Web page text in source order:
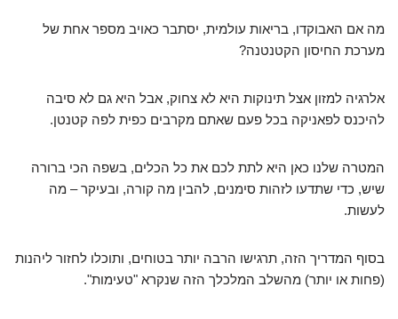
מה אם האבוקדו, בריאות עולמית, יסתבר כאויב מספר אחת של
מערכת החיסון הקטנטנה?
אלרגיה למזון אצל תינוקות היא לא צחוק, אבל היא גם לא סיבה
להיכנס לפאניקה בכל פעם שאתם מקרבים כפית לפה קטנטן.
המטרה שלנו כאן היא לתת לכם את כל הכלים, בשפה הכי ברורה
שיש, כדי שתדעו לזהות סימנים, להבין מה קורה, ובעיקר – מה
לעשות.
בסוף המדריך הזה, תרגישו הרבה יותר בטוחים, ותוכלו לחזור ליהנות
(פחות או יותר) מהשלב המלכלך הזה שנקרא "טעימות".